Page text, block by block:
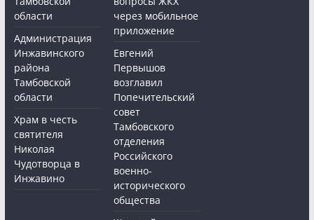
области
Администрация
Инжавинского
района
Тамбовской
области
Храм в честь
святителя
Николая
Чудотворца в
Инжавино
через мобильное
приложение
Евгений
Первышов
возглавил
Попечительский
совет
Тамбовского
отделения
Российского
военно-
исторического
общества